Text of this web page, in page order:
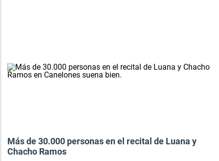
Más de 30.000 personas en el recital de Luana y
Chacho Ramos